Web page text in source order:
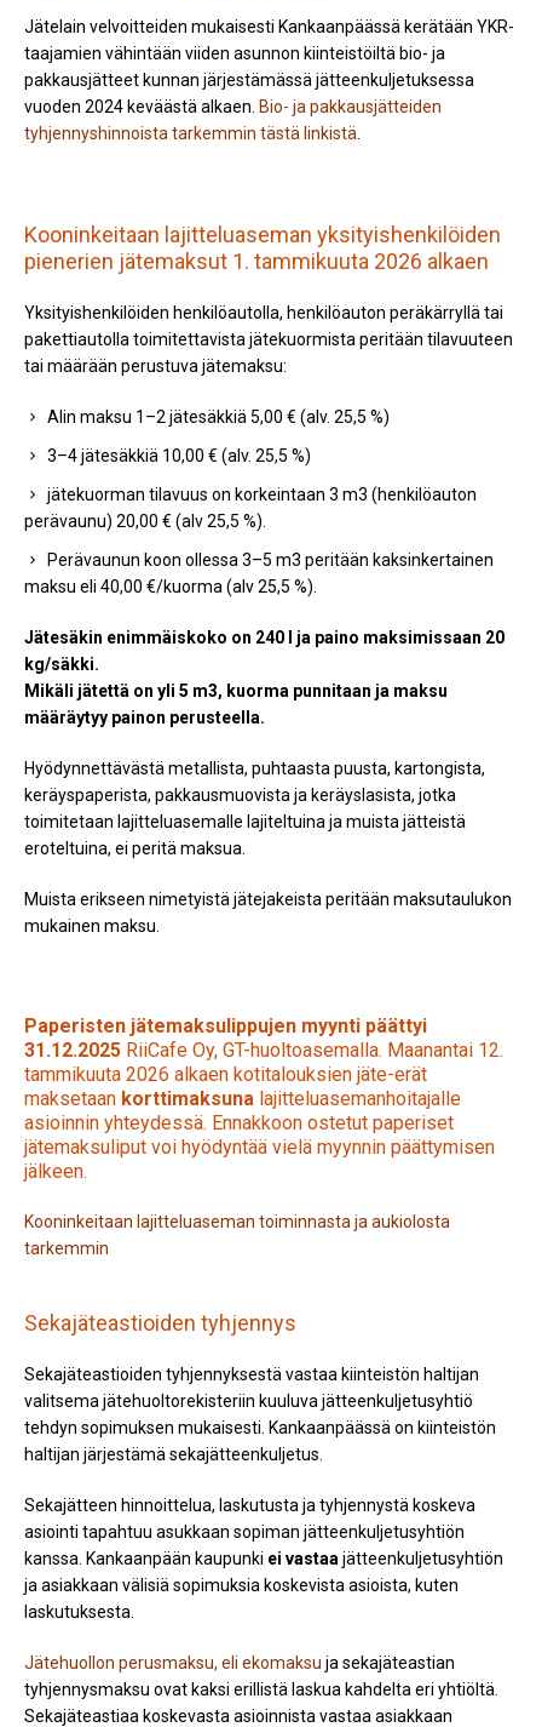
Jätelain velvoitteiden mukaisesti Kankaanpäässä kerätään YKR-
taajamien vähintään viiden asunnon kiinteistöiltä bio- ja
pakkausjätteet kunnan järjestämässä jätteenkuljetuksessa
vuoden 2024 keväästä alkaen. Bio- ja pakkausjätteiden
tyhjennyshinnoista tarkemmin tästä linkistä
Kooninkeitaan lajitteluaseman yksityishenkilöiden
pienerien jätemaksut 1. tammikuuta 2026 alkaen
Yksityishenkilöiden henkilöautolla, henkilöauton peräkärryllä tai
pakettiautolla toimitettavista jätekuormista peritään tilavuuteen
tai määrään perustuva jätemaksu:
Alin maksu 1–2 jätesäkkiä 5,00 € (alv. 25,5 %)
3–4 jätesäkkiä 10,00 € (alv. 25,5 %)
jätekuorman tilavuus on korkeintaan 3 m3 (henkilöauton
perävaunu) 20,00 € (alv 25,5 %).
Perävaunun koon ollessa 3–5 m3 peritään kaksinkertainen
maksu eli 40,00 €/kuorma (alv 25,5 %).
Jätesäkin enimmäiskoko on 240 l ja paino maksimissaan 20
kg/säkki.
Mikäli jätettä on yli 5 m3, kuorma punnitaan ja maksu
määräytyy painon perusteella.
Hyödynnettävästä metallista, puhtaasta puusta, kartongista,
keräyspaperista, pakkausmuovista ja keräyslasista, jotka
toimitetaan lajitteluasemalle lajiteltuina ja muista jätteistä
eroteltuina, ei peritä maksua.
Muista erikseen nimetyistä jätejakeista peritään maksutaulukon
mukainen maksu.
Paperisten jätemaksulippujen myynti päättyi
31.12.2025 RiiCafe Oy, GT-huoltoasemalla. Maanantai 12.
tammikuuta 2026 alkaen kotitalouksien jäte-erät
maksetaan korttimaksunalajitteluasemanhoitajalle
asioinnin yhteydessä. Ennakkoon ostetut paperiset
jätemaksuliput voi hyödyntää vielä myynnin päättymisen
jälkeen.
Kooninkeitaan lajitteluaseman toiminnasta ja aukiolosta
tarkemmin
Sekajäteastioiden tyhjennys
Sekajäteastioiden tyhjennyksestä vastaa kiinteistön haltijan
valitsema jätehuoltorekisteriin kuuluva jätteenkuljetusyhtiö
tehdyn sopimuksen mukaisesti. Kankaanpäässä on kiinteistön
haltijan järjestämä sekajätteenkuljetus.
Sekajätteen hinnoittelua, laskutusta ja tyhjennystä koskeva
asiointi tapahtuu asukkaan sopiman jätteenkuljetusyhtiön
kanssa. Kankaanpään kaupunki ei vastaa jätteenkuljetusyhtiön
ja asiakkaan välisiä sopimuksia koskevista asioista, kuten
laskutuksesta.
Jätehuollon perusmaksu, eli ekomaksu ja sekajäteastian
tyhjennysmaksu ovat kaksi erillistä laskua kahdelta eri yhtiöltä.
Sekajäteastiaa koskevasta asioinnista vastaa asiakkaan